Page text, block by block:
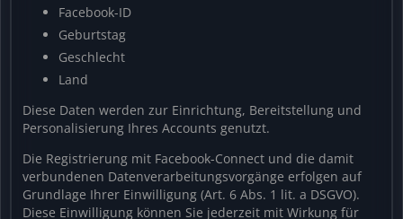
Facebook-ID
Geburtstag
Geschlecht
Land
Diese Daten werden zur Einrichtung, Bereitstellung und
Personalisierung Ihres Accounts genutzt.
Die Registrierung mit Facebook-Connect und die damit
verbundenen Datenverarbeitungsvorgänge erfolgen auf
Grundlage Ihrer Einwilligung (Art. 6 Abs. 1 lit. a DSGVO).
Diese Einwilligung können Sie jederzeit mit Wirkung für